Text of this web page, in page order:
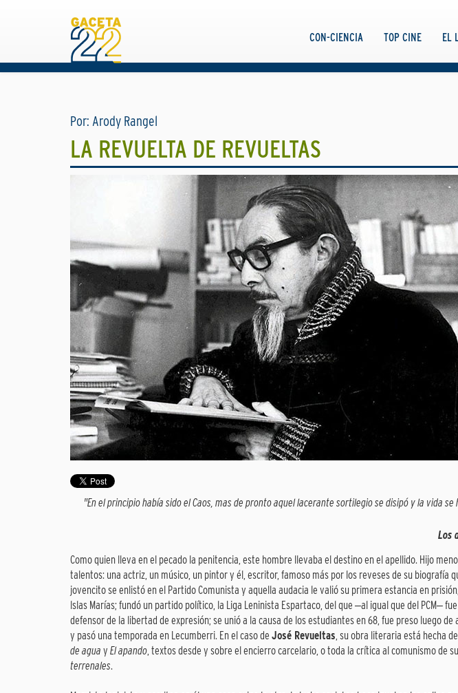
EL
TOP CINE
CON-CIENCIA
Por: Arody Rangel
LA REVUELTA DE REVUELTAS
"En el principio había sido el Caos, mas de pronto aquel lacerante sortilegio se disipó y la vida
Los
Como quien lleva en el pecado la penitencia, este hombre llevaba el destino en el apellido. Hijo
talentos: una actriz, un músico, un pintor y él, escritor, famoso más por los reveses de su biografía
jovencito se enlistó en el Partido Comunista y aquella audacia le valió su primera estancia en
lslas Marías; fundó un partido político, la Liga Leninista Espartaco, del que ‒al igual que del PCM‒
defensor de la libertad de expresión; se unió a la causa de los estudiantes en 68, fue preso luego
y pasó una temporada en Lecumberri. En el caso de José Revueltas, su obra literaria está hecha
de agua y El apando, textos desde y sobre el encierro carcelario, o toda la crítica al comunismo de
terrenales.